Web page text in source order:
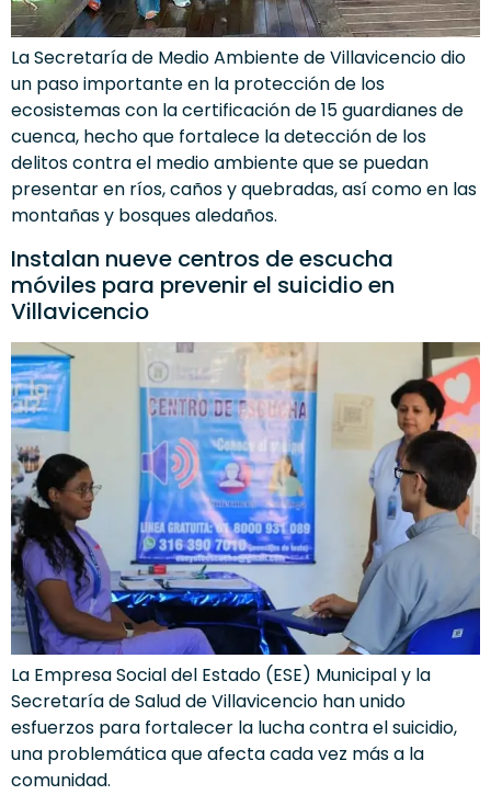
La Secretaría de Medio Ambiente de Villavicencio dio
un paso importante en la protección de los
ecosistemas con la certificación de 15 guardianes de
cuenca, hecho que fortalece la detección de los
delitos contra el medio ambiente que se puedan
presentar en ríos, caños y quebradas, así como en las
montañas y bosques aledaños.
Instalan nueve centros de escucha
móviles para prevenir el suicidio en
Villavicencio
La Empresa Social del Estado (ESE) Municipal y la
Secretaría de Salud de Villavicencio han unido
esfuerzos para fortalecer la lucha contra el suicidio,
una problemática que afecta cada vez más a la
comunidad.